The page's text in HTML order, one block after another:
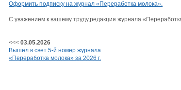
Оформить подписку на журнал «Переработка молока».
С уважением к вашему труду,редакция журнала
<<< 03.05.2026
Вышел в свет 5-й номер журнала
«Переработка молока» за 2026 г.